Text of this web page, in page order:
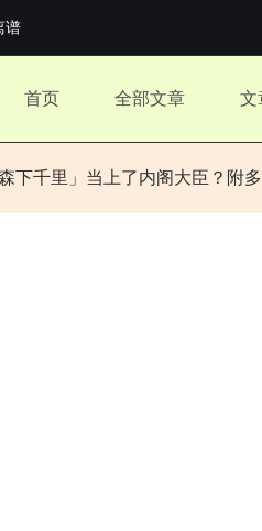
亚，德约...
官...
亚，德约...
首页 全部文章 文
下千里」当上了内阁大臣？附